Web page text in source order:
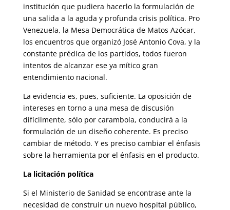
institución que pudiera hacerlo la formulación de
una salida a la aguda y profunda crisis política. Pro
Venezuela, la Mesa Democrática de Matos Azócar,
los encuentros que organizó José Antonio Cova, y la
constante prédica de los partidos, todos fueron
intentos de alcanzar ese ya mítico gran
entendimiento nacional.
La evidencia es, pues, suficiente. La oposición de
intereses en torno a una mesa de discusión
difícilmente, sólo por carambola, conducirá a la
formulación de un diseño coherente. Es preciso
cambiar de método. Y es preciso cambiar el énfasis
sobre la herramienta por el énfasis en el producto.
La licitación política
Si el Ministerio de Sanidad se encontrase ante la
necesidad de construir un nuevo hospital público,